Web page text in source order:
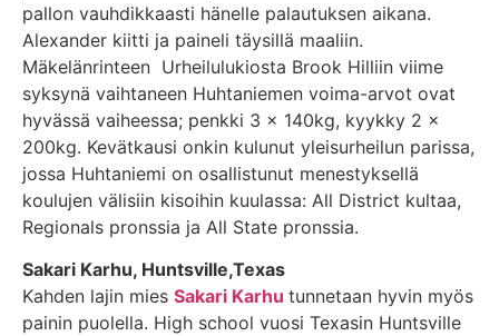
pallon vauhdikkaasti hänelle palautuksen aikana.
Alexander kiitti ja paineli täysillä maaliin.
Mäkelänrinteen Urheilulukiosta Brook Hilliin viime
syksynä vaihtaneen Huhtaniemen voima-arvot ovat
hyvässä vaiheessa; penkki 3 x 140kg, kyykky 2 x
200kg. Kevätkausi onkin kulunut yleisurheilun parissa,
jossa Huhtaniemi on osallistunut menestyksellä
koulujen välisiin kisoihin kuulassa: All District kultaa,
Regionals pronssia ja All State pronssia.
Sakari Karhu, Huntsville,Texas
Kahden lajin mies Sakari Karhu tunnetaan hyvin myös
painin puolella. High school vuosi Texasin Huntsville